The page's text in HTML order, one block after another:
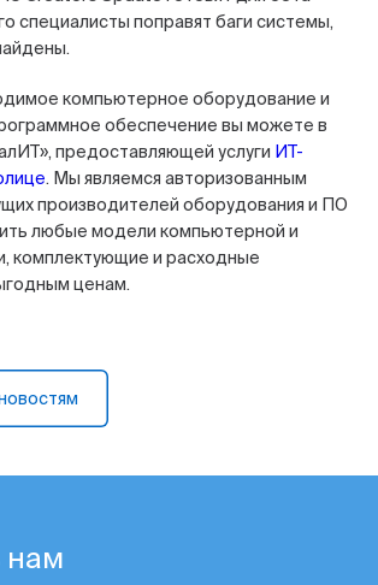
специалисты поправят баги системы,
компьютерное оборудование и
обеспечение вы можете в
предоставляющей услуги ИТ-
. Мы являемся авторизованным
производителей оборудования и ПО
любые модели компьютерной и
комплектующие и расходные
ценам.
нам